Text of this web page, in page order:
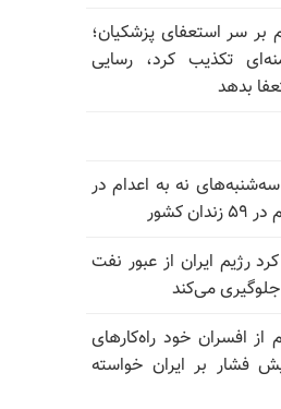
بر سر استعفای پزشکیان؛
تکذیب کرد، رسایی
بدهد
سه‌شنبه‌های نه به اعدام در
کشور
رژیم ایران از عبور نفت
جلوگیری می‌کند
افسران خود راه‌کارهای
فشار بر ایران خواسته